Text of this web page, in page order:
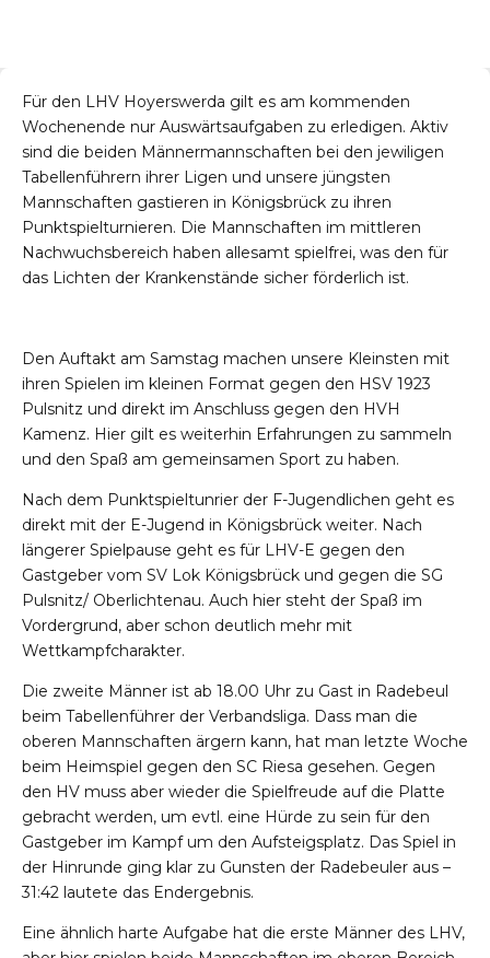
Für den LHV Hoyerswerda gilt es am kommenden
Wochenende nur Auswärtsaufgaben zu erledigen. Aktiv
sind die beiden Männermannschaften bei den jewiligen
Tabellenführern ihrer Ligen und unsere jüngsten
Mannschaften gastieren in Königsbrück zu ihren
Punktspielturnieren. Die Mannschaften im mittleren
Nachwuchsbereich haben allesamt spielfrei, was den für
das Lichten der Krankenstände sicher förderlich ist.
Den Auftakt am Samstag machen unsere Kleinsten mit
ihren Spielen im kleinen Format gegen den HSV 1923
Pulsnitz und direkt im Anschluss gegen den HVH
Kamenz. Hier gilt es weiterhin Erfahrungen zu sammeln
und den Spaß am gemeinsamen Sport zu haben.
Nach dem Punktspieltunrier der F-Jugendlichen geht es
direkt mit der E-Jugend in Königsbrück weiter. Nach
längerer Spielpause geht es für LHV-E gegen den
Gastgeber vom SV Lok Königsbrück und gegen die SG
Pulsnitz/ Oberlichtenau. Auch hier steht der Spaß im
Vordergrund, aber schon deutlich mehr mit
Wettkampfcharakter.
Die zweite Männer ist ab 18.00 Uhr zu Gast in Radebeul
beim Tabellenführer der Verbandsliga. Dass man die
oberen Mannschaften ärgern kann, hat man letzte Woche
beim Heimspiel gegen den SC Riesa gesehen. Gegen
den HV muss aber wieder die Spielfreude auf die Platte
gebracht werden, um evtl. eine Hürde zu sein für den
Gastgeber im Kampf um den Aufsteigsplatz. Das Spiel in
der Hinrunde ging klar zu Gunsten der Radebeuler aus –
31:42 lautete das Endergebnis.
Eine ähnlich harte Aufgabe hat die erste Männer des LHV,